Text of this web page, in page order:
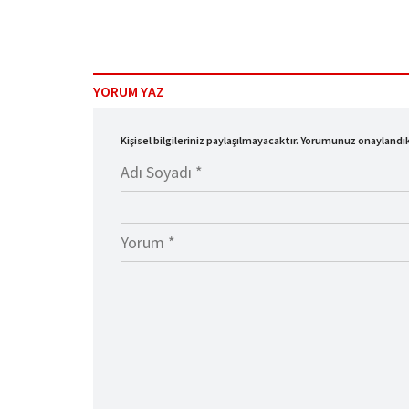
YORUM YAZ
Kişisel bilgileriniz paylaşılmayacaktır. Yorumunuz
Adı Soyadı *
Yorum *